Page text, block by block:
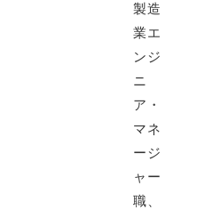
製造
業エ
ンジ
ニ
ア・
マネ
ージ
ャー
職、